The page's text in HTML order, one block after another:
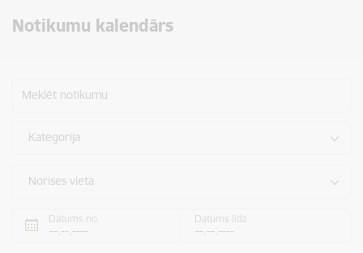
Notikumu kalendārs
Meklēt notikumu
Kategorija
Norises vieta
Datums no Datums līdz